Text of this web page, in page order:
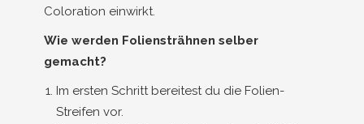
Coloration einwirkt.
Wie werden Foliensträhnen selber
gemacht?
Im ersten Schritt bereitest du die Folien-
Streifen vor.